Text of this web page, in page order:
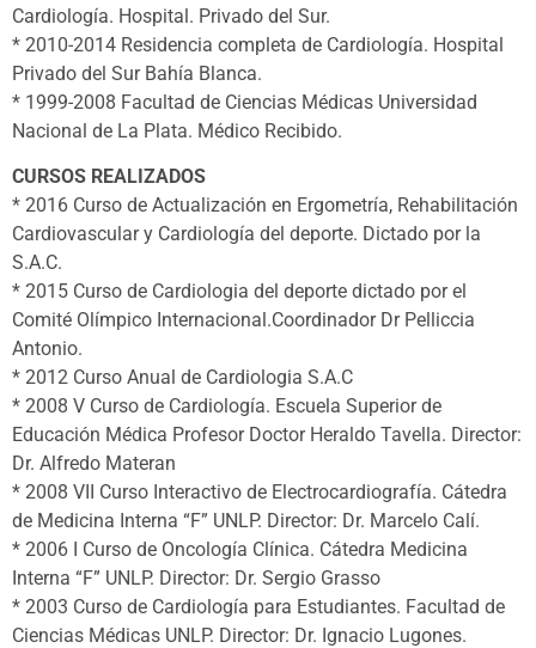
Cardiología. Hospital. Privado del Sur.
* 2010-2014 Residencia completa de Cardiología. Hospital
Privado del Sur Bahía Blanca.
* 1999-2008 Facultad de Ciencias Médicas Universidad
Nacional de La Plata. Médico Recibido.
CURSOS REALIZADOS
* 2016 Curso de Actualización en Ergometría, Rehabilitación
Cardiovascular y Cardiología del deporte. Dictado por la
S.A.C.
* 2015 Curso de Cardiologia del deporte dictado por el
Comité Olímpico Internacional.Coordinador Dr Pelliccia
Antonio.
* 2012 Curso Anual de Cardiologia S.A.C
* 2008 V Curso de Cardiología. Escuela Superior de
Educación Médica Profesor Doctor Heraldo Tavella. Director:
Dr. Alfredo Materan
* 2008 VII Curso Interactivo de Electrocardiografía. Cátedra
de Medicina Interna “F” UNLP. Director: Dr. Marcelo Calí.
* 2006 I Curso de Oncología Clínica. Cátedra Medicina
Interna “F” UNLP. Director: Dr. Sergio Grasso
* 2003 Curso de Cardiología para Estudiantes. Facultad de
Ciencias Médicas UNLP. Director: Dr. Ignacio Lugones.